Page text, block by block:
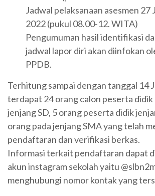
Jadwal pelaksanaan asesmen 27
2022 (pukul 08.00-12. WITA)
Pengumuman hasil identifikasi
jadwal lapor diri akan diinfokan
PPDB.
Terhitung sampai dengan tanggal 14
terdapat 24 orang calon peserta didik
jenjang SD, 5 orang peserta didik
orang pada jenjang SMA yang telah
pendaftaran dan verifikasi berkas.
Informasi terkait pendaftaran dapat
akun instagram sekolah yaitu
menghubungi nomor kontak yang